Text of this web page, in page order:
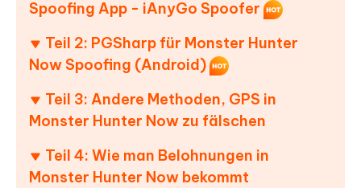
Spoofing App - iAnyGo Spoofer
Teil 2: PGSharp für Monster Hunter
Now Spoofing (Android)
Teil 3: Andere Methoden, GPS in
Monster Hunter Now zu fälschen
Teil 4: Wie man Belohnungen in
Monster Hunter Now bekommt